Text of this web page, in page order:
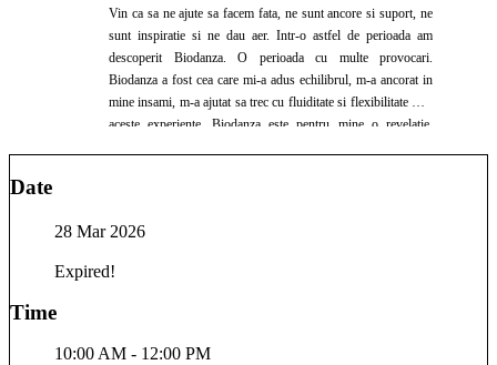
Vin ca sa ne ajute sa facem fata, ne sunt ancore si suport, ne
sunt inspiratie si ne dau aer. Intr-o astfel de perioada am
descoperit Biodanza. O perioada cu multe provocari.
Biodanza a fost cea care mi-a adus echilibrul, m-a ancorat in
mine insami, m-a ajutat sa trec cu fluiditate si flexibilitate prin
aceste experiente. Biodanza este pentru mine o revelatie.
potrivit personalitatii mele si m-a cucerit iremediabil. Am
Bristol in UK, scoala acreditata de International Biodanza
„Biodanza este despre a invata „dansul vietii” si a redescoperi
Date
28 Mar 2026
Expired!
Time
10:00 AM - 12:00 PM